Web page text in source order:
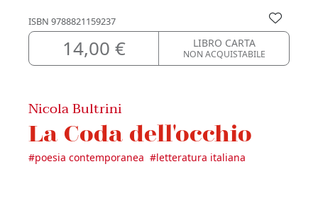
ISBN 9788821159237
14,00 € LIBRO CARTA
NON ACQUISTABILE
Nicola Bultrini
La Coda dell'occhio
#poesia contemporanea #letteratura italiana